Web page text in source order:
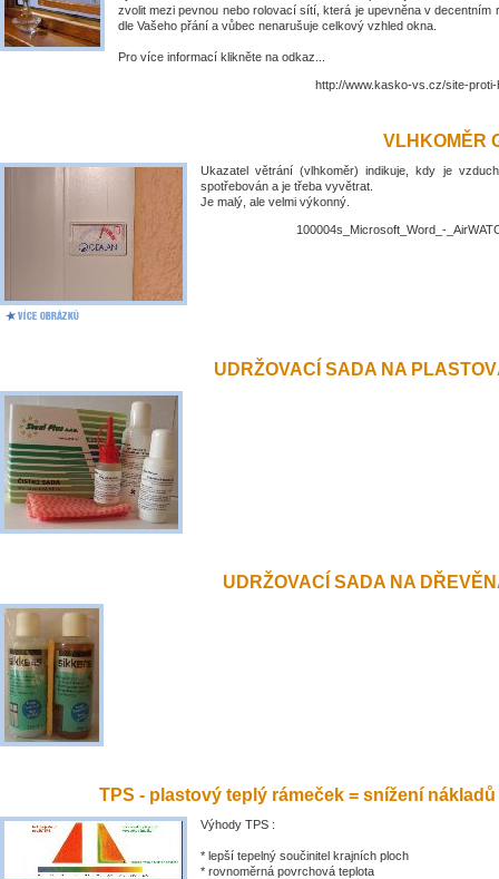
zvolit mezi pevnou nebo rolovací sítí, která je upevněna v decentním
dle Vašeho přání a vůbec nenarušuje celkový vzhled okna.
Pro více informací klikněte na odkaz...
http://www.kasko-vs.cz/site-
VLHKOMĚR
Ukazatel větrání (vlhkoměr) indikuje, kdy je
spotřebován a je třeba vyvětrat.
Je malý, ale velmi výkonný.
100004s_Microsoft_Word_-
UDRŽOVACÍ SADA NA
UDRŽOVACÍ SADA NA
TPS - plastový teplý rámeček = snížení
Výhody TPS :
* lepší tepelný součinitel krajních ploch
* rovnoměrná povrchová teplota